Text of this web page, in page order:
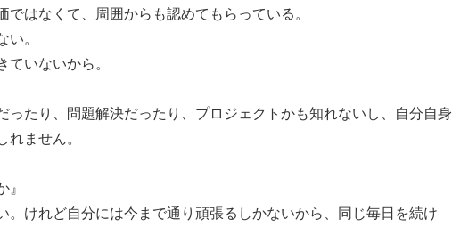
はなくて、周囲からも認めてもらっている。
。
いないから。
ったり、問題解決だったり、プロジェクトかも知れないし、自分自身
ません。
。けれど自分には今まで通り頑張るしかないから、同じ毎日を続け